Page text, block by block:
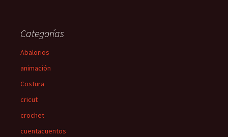
Categorías
Abalorios
animación
Costura
cricut
crochet
cuentacuentos